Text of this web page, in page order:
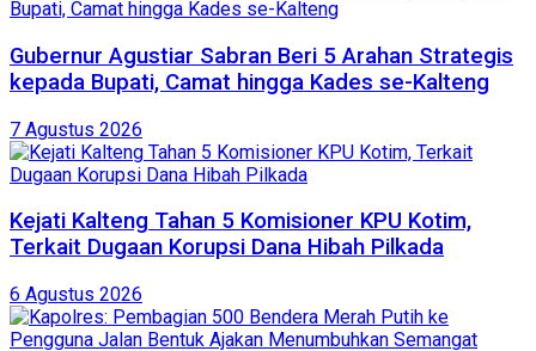
Gubernur Agustiar Sabran Beri 5 Arahan Strategis
kepada Bupati, Camat hingga Kades se-Kalteng
7 Agustus 2026
Kejati Kalteng Tahan 5 Komisioner KPU Kotim,
Terkait Dugaan Korupsi Dana Hibah Pilkada
6 Agustus 2026